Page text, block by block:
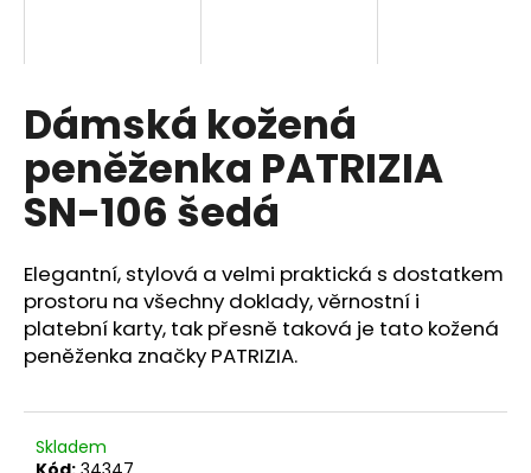
Dámská kožená
peněženka PATRIZIA
SN-106 šedá
Elegantní, stylová a velmi praktická s dostatkem
prostoru na všechny doklady, věrnostní i
platební karty, tak přesně taková je tato kožená
peněženka značky PATRIZIA.
Skladem
D
o
p
o
r
č
u
j
e
m
e